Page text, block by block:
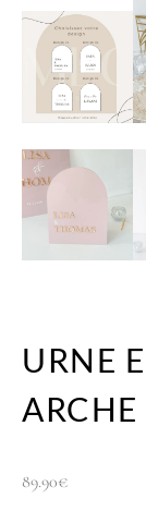
URNE
89.90€